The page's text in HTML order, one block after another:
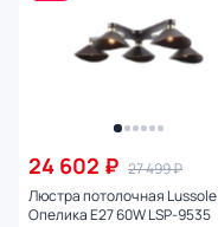
24 602 ₽ 27 499 ₽
Люстра потолочная Lussole
Опелика E27 60W LSP-9535